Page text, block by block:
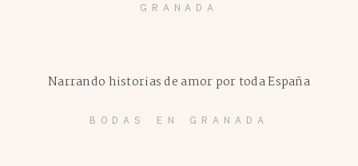
GRANADA
BODAS EN GRANADA
Narrando historias de amor por toda España